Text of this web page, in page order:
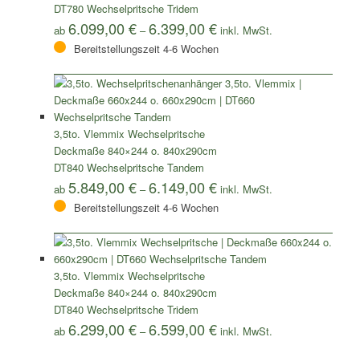
DT780 Wechselpritsche Tridem
ab 6.099,00€–6.399,00€
Bereitstellungszeit 4-6 Wochen
3,5to. Vlemmix Wechselpritsche
Deckmaße 840×244 o. 840x290cm
DT840 Wechselpritsche Tandem
ab 5.849,00€–6.149,00€
Bereitstellungszeit 4-6 Wochen
3,5to. Vlemmix Wechselpritsche
Deckmaße 840×244 o. 840x290cm
DT840 Wechselpritsche Tridem
ab 6.299,00€–6.599,00€